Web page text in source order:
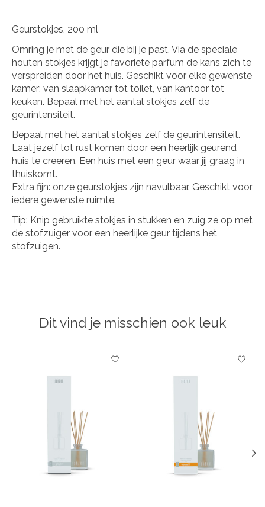
Geurstokjes, 200 ml
Omring je met de geur die bij je past. Via de speciale
houten stokjes krijgt je favoriete parfum de kans zich te
verspreiden door het huis. Geschikt voor elke gewenste
kamer: van slaapkamer tot toilet, van kantoor tot
keuken. Bepaal met het aantal stokjes zelf de
geurintensiteit.
Bepaal met het aantal stokjes zelf de geurintensiteit.
Laat jezelf tot rust komen door een heerlijk geurend
huis te creeren. Een huis met een geur waar jij graag in
thuiskomt.
Extra fijn: onze geurstokjes zijn navulbaar. Geschikt voor
iedere gewenste ruimte.
Tip: Knip gebruikte stokjes in stukken en zuig ze op met
de stofzuiger voor een heerlijke geur tijdens het
stofzuigen.
Dit vind je misschien ook leuk
Items van productcarrousel